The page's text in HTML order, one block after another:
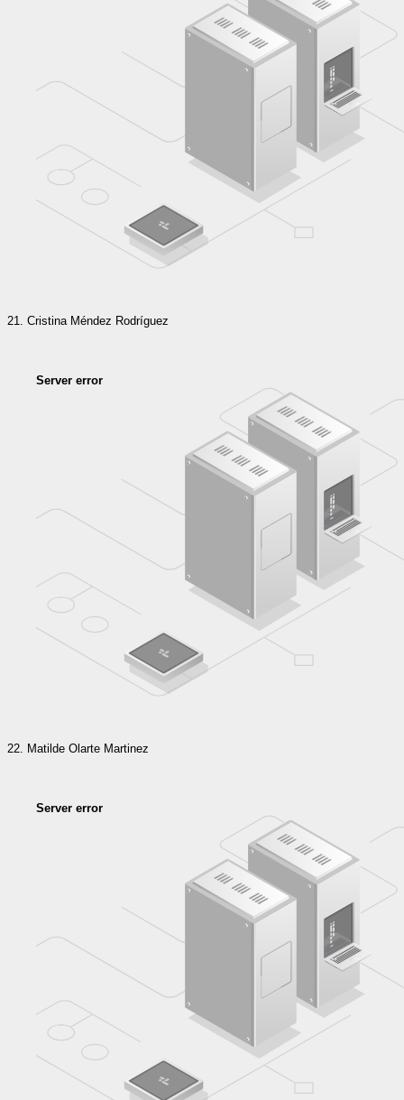
Cristina Méndez Rodríguez
Server error
Matilde Olarte Martinez
Server error